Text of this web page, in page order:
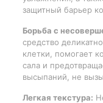
защитный барьер
Борьба с
средство
клетки, помогает
сала и
высыпаний, не
Легкая текстура: